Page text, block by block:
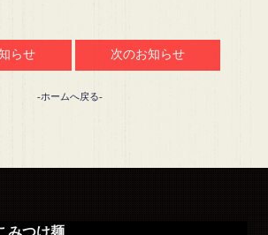
らせ 次のお知らせ
-ホームへ戻る-
みつけ麺